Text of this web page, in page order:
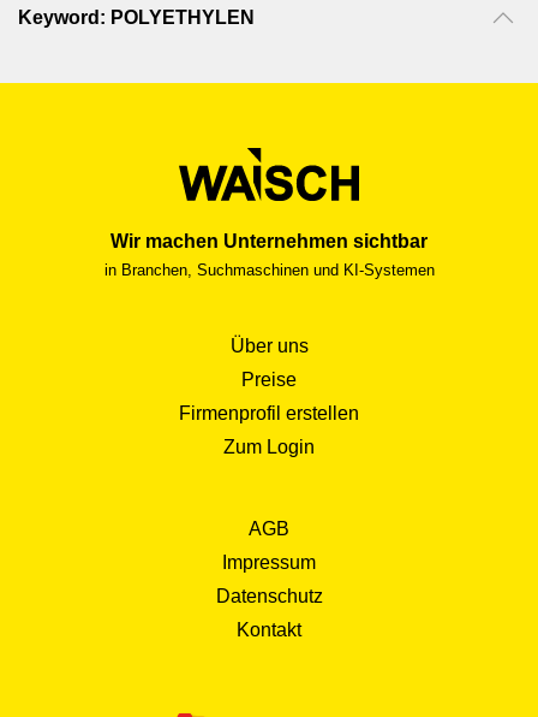
Keyword: POLYETHYLEN
Wir machen Unternehmen sichtbar
in Branchen, Suchmaschinen und KI-Systemen
Über uns
Preise
Firmenprofil erstellen
Zum Login
AGB
Impressum
Datenschutz
Kontakt